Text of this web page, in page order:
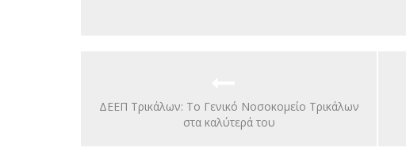
ΔΕΕΠ Τρικάλων: Το Γενικό Νοσοκομείο Τρικάλων
στα καλύτερά του